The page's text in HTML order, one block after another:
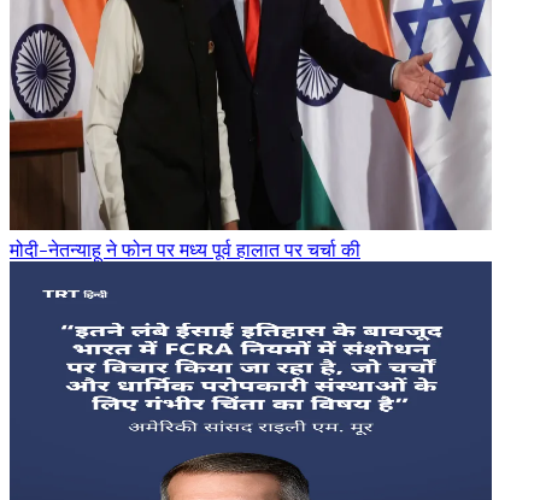
मोदी-नेतन्याहू ने फोन पर मध्य पूर्व हालात पर चर्चा की